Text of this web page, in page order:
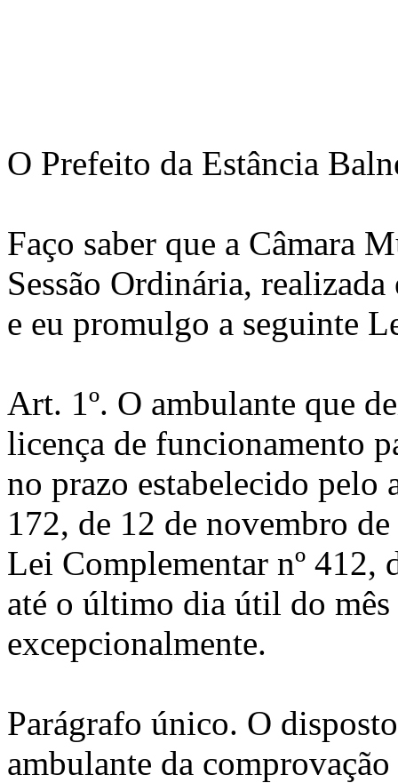
O Prefeito da Estância
Faço saber que a Câmara
Sessão Ordinária,
e eu promulgo a seguinte
Art. 1º. O ambulante que
licença de funcionamento
no prazo estabelecido pelo
172, de 12 de novembro
Lei Complementar nº 412,
até o último dia útil do
excepcionalmente.
Parágrafo único. O
ambulante da